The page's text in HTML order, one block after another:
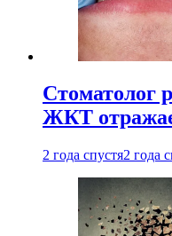
Стоматолог
ЖКТ
2 года спустя2 года